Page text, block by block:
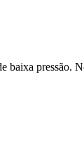
pressão.